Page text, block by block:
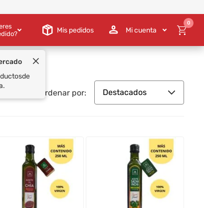
Mis pedidos Mi cuenta
0
Ordenar por: Destacados